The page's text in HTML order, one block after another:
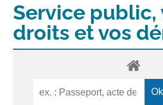
Service public,
droits et vos